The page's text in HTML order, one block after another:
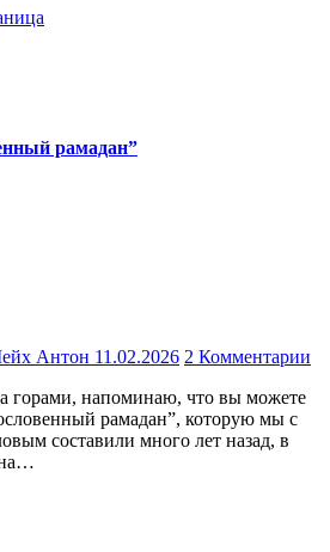
рамадан”
Антон 11.02.2026 2 Комментарии
рамадан”, которую мы с
составили много лет назад, в